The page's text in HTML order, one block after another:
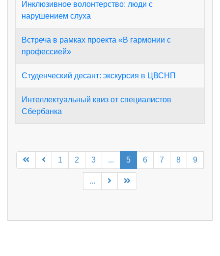
Инклюзивное волонтерство: люди с
нарушением слуха
Встреча в рамках проекта «В гармонии с
профессией»
Студенческий десант: экскурсия в ЦВСНП
Интеллектуальный квиз от специалистов
Сбербанка
1 2 3 ... 5 6 7 8 9
...